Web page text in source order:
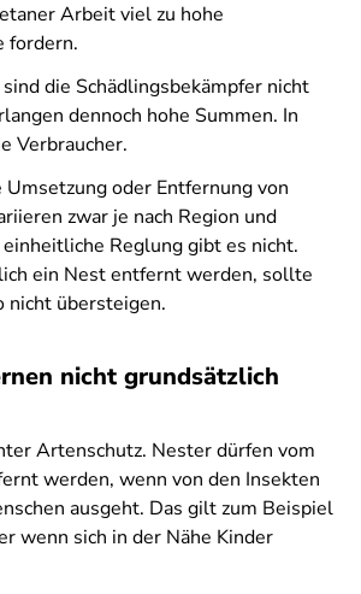
Arbeit viel zu hohe
fordern.
die Schädlingsbekämpfer nicht
dennoch hohe Summen. In
Verbraucher.
oder Entfernung von
zwar je nach Region und
Reglung gibt es nicht.
ein Nest entfernt werden, sollte
nicht übersteigen.
nicht grundsätzlich
Artenschutz. Nester dürfen vom
werden, wenn von den Insekten
ausgeht. Das gilt zum Beispiel
wenn sich in der Nähe Kinder